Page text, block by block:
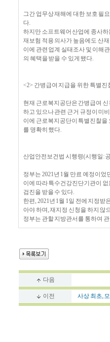
그간 업무상 재해에 대한 보호 필
다.
하지만 소프트웨어 산업에 종사
재보험 적용 의사가 높음에도 산
이에 관련 업계 실태조사 및 이해
의 혜택을 받을 수 있게 됐다.
<2> 간병급여 지급을 위한 특별
현재 근로복지공단은 간병급여
하고 있으나 관련 근거 규정이 미
이에 근로복지공단이 특별진찰을
를 명확히 했다.
산업안전보건법 시행령(시행일:
정부는 2021년 1월 만료 예정이
이에 따라 특수건강진단기관이
검진을 받을 수 있다.
한편, 2021년 1월 1일 전에 지정
아야 하며, 재지정 신청을 하지 않
정부는 관할 지방관서를 통하여
다음
이전 사상 최초,